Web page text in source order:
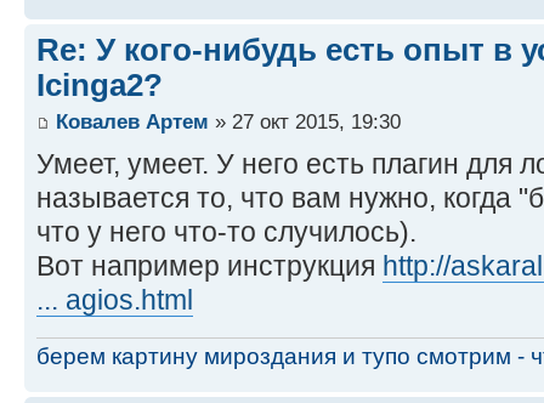
Re: У кого-нибудь есть опыт в
Icinga2?
Ковалев Артем » 27 окт 2015, 19:30
Умеет, умеет. У него есть плагин для
называется то, что вам нужно, когда
что у него что-то случилось).
Вот например инструкция http://
... agios.html
берем картину мироздания и тупо смотрим -